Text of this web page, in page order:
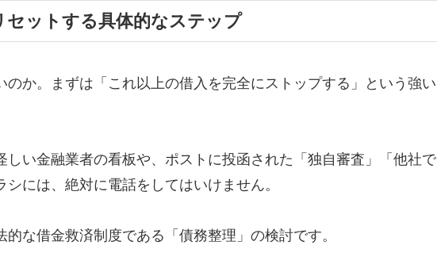
セットする具体的なステップ
のか。まずは「これ以上の借入を完全にストップする」という強い
しい金融業者の看板や、ポストに投函された「独自審査」「他社で
には、絶対に電話をしてはいけません。
な借金救済制度である「債務整理」の検討です。